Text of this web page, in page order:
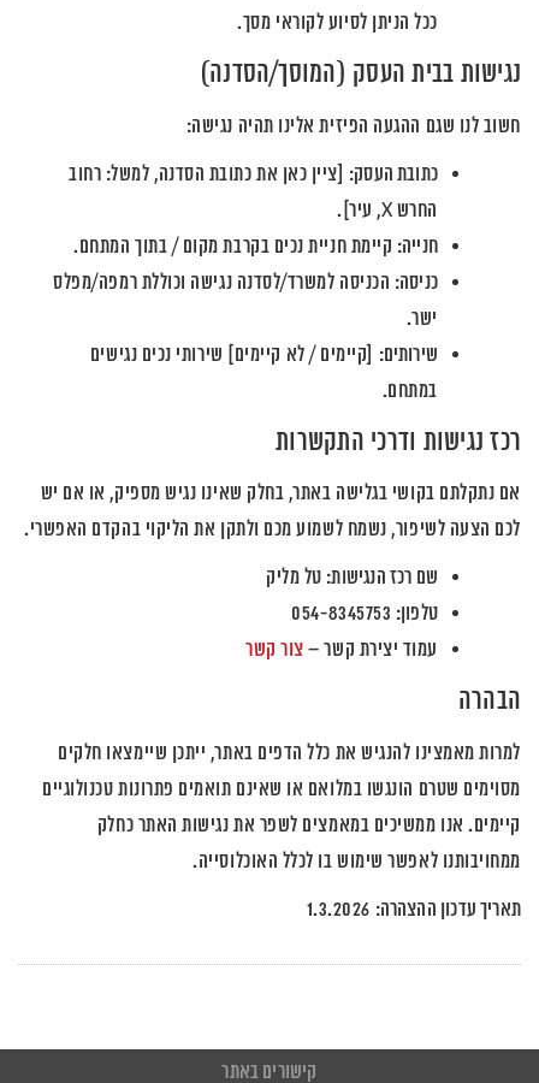
ככל הניתן לסיוע לקוראי מסך.
נגישות בבית העסק (המוסך/הסדנה)
חשוב לנו שגם ההגעה הפיזית אלינו תהיה נגישה:
כתובת העסק: [ציין כאן את כתובת הסדנה, למשל: רחוב
החרש X, עיר].
חנייה: קיימת חניית נכים בקרבת מקום / בתוך המתחם.
כניסה: הכניסה למשרד/לסדנה נגישה וכוללת רמפה/מפלס
ישר.
שירותים: [קיימים / לא קיימים] שירותי נכים נגישים
במתחם.
רכז נגישות ודרכי התקשרות
אם נתקלתם בקושי בגלישה באתר, בחלק שאינו נגיש מספיק, או אם יש
לכם הצעה לשיפור, נשמח לשמוע מכם ולתקן את הליקוי בהקדם האפשרי.
שם רכז הנגישות: טל מליק
טלפון:
עמוד יצירת קשר – צור קשר
הבהרה
למרות מאמצינו להנגיש את כלל הדפים באתר, ייתכן שיימצאו חלקים
מסוימים שטרם הונגשו במלואם או שאינם תואמים פתרונות טכנולוגיים
קיימים. אנו ממשיכים במאמצים לשפר את נגישות האתר כחלק
ממחויבותנו לאפשר שימוש בו לכלל האוכלוסייה.
תאריך עדכון ההצהרה:
קישורים באתר